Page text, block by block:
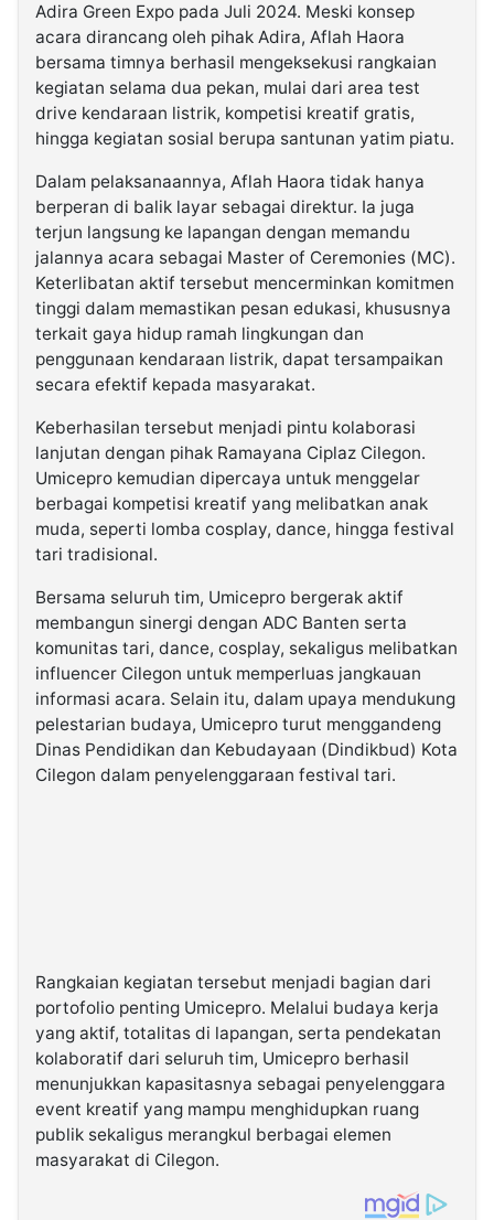
Adira Green Expo pada Juli 2024. Meski konsep
acara dirancang oleh pihak Adira, Aflah Haora
bersama timnya berhasil mengeksekusi rangkaian
kegiatan selama dua pekan, mulai dari area test
drive kendaraan listrik, kompetisi kreatif gratis,
hingga kegiatan sosial berupa santunan yatim piatu.
Dalam pelaksanaannya, Aflah Haora tidak hanya
berperan di balik layar sebagai direktur. Ia juga
terjun langsung ke lapangan dengan memandu
jalannya acara sebagai Master of Ceremonies (MC).
Keterlibatan aktif tersebut mencerminkan komitmen
tinggi dalam memastikan pesan edukasi, khususnya
terkait gaya hidup ramah lingkungan dan
penggunaan kendaraan listrik, dapat tersampaikan
secara efektif kepada masyarakat.
Keberhasilan tersebut menjadi pintu kolaborasi
lanjutan dengan pihak Ramayana Ciplaz Cilegon.
Umicepro kemudian dipercaya untuk menggelar
berbagai kompetisi kreatif yang melibatkan anak
muda, seperti lomba cosplay, dance, hingga festival
tari tradisional.
Bersama seluruh tim, Umicepro bergerak aktif
membangun sinergi dengan ADC Banten serta
komunitas tari, dance, cosplay, sekaligus melibatkan
influencer Cilegon untuk memperluas jangkauan
informasi acara. Selain itu, dalam upaya mendukung
pelestarian budaya, Umicepro turut menggandeng
Dinas Pendidikan dan Kebudayaan (Dindikbud) Kota
Cilegon dalam penyelenggaraan festival tari.
Rangkaian kegiatan tersebut menjadi bagian dari
portofolio penting Umicepro. Melalui budaya kerja
yang aktif, totalitas di lapangan, serta pendekatan
kolaboratif dari seluruh tim, Umicepro berhasil
menunjukkan kapasitasnya sebagai penyelenggara
event kreatif yang mampu menghidupkan ruang
publik sekaligus merangkul berbagai elemen
masyarakat di Cilegon.